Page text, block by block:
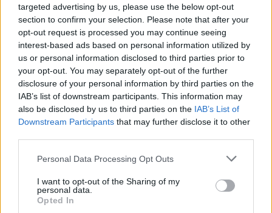
targeted advertising by us, please use the below opt-out
section to confirm your selection. Please note that after your
opt-out request is processed you may continue seeing
interest-based ads based on personal information utilized by
us or personal information disclosed to third parties prior to
your opt-out. You may separately opt-out of the further
disclosure of your personal information by third parties on the
IAB’s list of downstream participants. This information may
also be disclosed by us to third parties on the IAB’s List of
Downstream Participants that may further disclose it to other
Personal Data Processing Opt Outs
I want to opt-out of the Sharing of my
personal data.
Opted In
Θέσεις εργασίας
Όλες οι Θέσεις Εργασίας
Θέσεις Εργασίας ανά Ειδικότητα
Θέσεις Εργασίας ανά Εταιρεία